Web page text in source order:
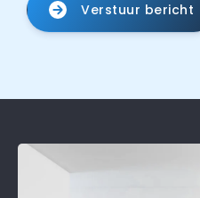
Verstuur bericht